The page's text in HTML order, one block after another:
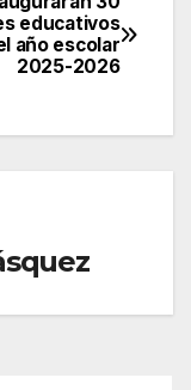
educativos
año escolar
2025-2026